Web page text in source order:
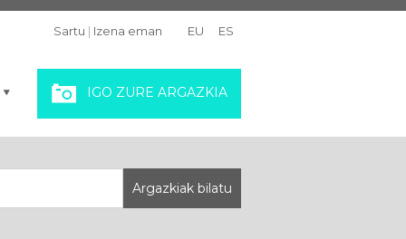
Sartu | Izena eman EU ES
IGO ZURE ARGAZKIA